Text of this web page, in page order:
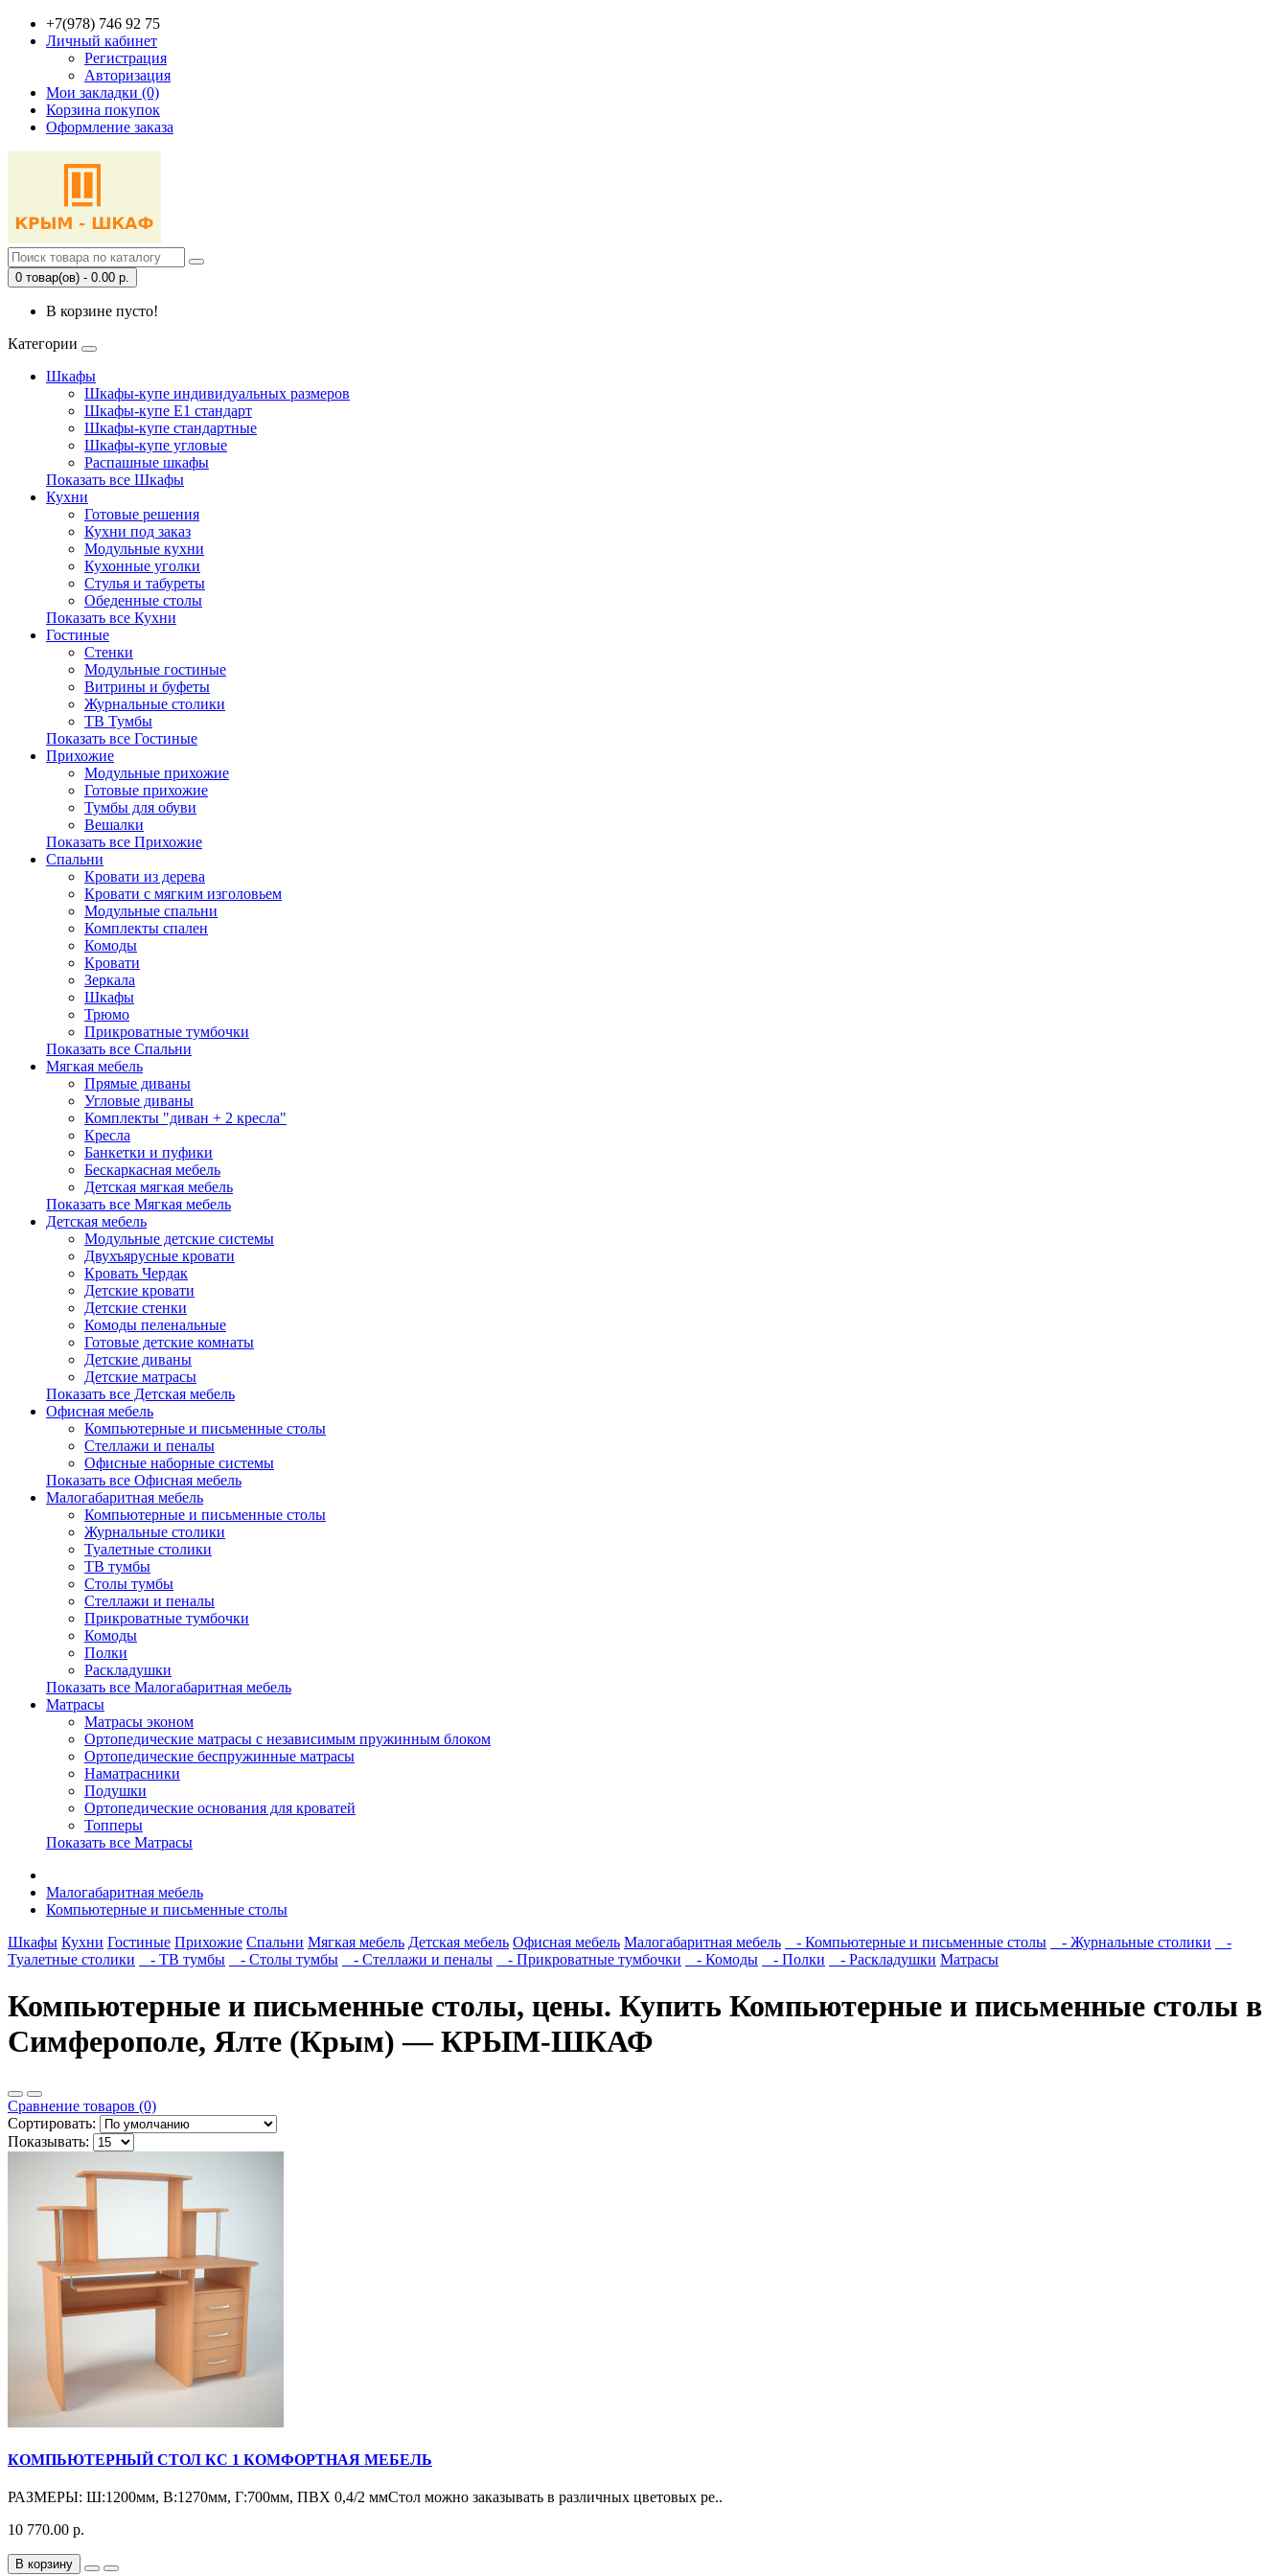
+7(978) 746 92 75
Личный кабинет
Регистрация
Авторизация
Мои закладки (0)
Корзина покупок
Оформление заказа
0 товар(ов) - 0.00 р.
В корзине пусто!
Категории
Шкафы
Шкафы-купе индивидуальных размеров
Шкафы-купе Е1 стандарт
Шкафы-купе стандартные
Шкафы-купе угловые
Распашные шкафы
Показать все Шкафы
Кухни
Готовые решения
Кухни под заказ
Модульные кухни
Кухонные уголки
Стулья и табуреты
Обеденные столы
Показать все Кухни
Гостиные
Стенки
Модульные гостиные
Витрины и буфеты
Журнальные столики
ТВ Тумбы
Показать все Гостиные
Прихожие
Модульные прихожие
Готовые прихожие
Тумбы для обуви
Вешалки
Показать все Прихожие
Спальни
Кровати из дерева
Кровати с мягким изголовьем
Модульные спальни
Комплекты спален
Комоды
Кровати
Зеркала
Шкафы
Трюмо
Прикроватные тумбочки
Показать все Спальни
Мягкая мебель
Прямые диваны
Угловые диваны
Комплекты "диван + 2 кресла"
Кресла
Банкетки и пуфики
Бескаркасная мебель
Детская мягкая мебель
Показать все Мягкая мебель
Детская мебель
Модульные детские системы
Двухъярусные кровати
Кровать Чердак
Детские кровати
Детские стенки
Комоды пеленальные
Готовые детские комнаты
Детские диваны
Детские матрасы
Показать все Детская мебель
Офисная мебель
Компьютерные и письменные столы
Стеллажи и пеналы
Офисные наборные системы
Показать все Офисная мебель
Малогабаритная мебель
Компьютерные и письменные столы
Журнальные столики
Туалетные столики
ТВ тумбы
Столы тумбы
Стеллажи и пеналы
Прикроватные тумбочки
Комоды
Полки
Раскладушки
Показать все Малогабаритная мебель
Матрасы
Матрасы эконом
Ортопедические матрасы с независимым пружинным блоком
Ортопедические беспружинные матрасы
Наматрасники
Подушки
Ортопедические основания для кроватей
Топперы
Показать все Матрасы
Малогабаритная мебель
Компьютерные и письменные столы
Шкафы Кухни Гостиные Прихожие Спальни Мягкая мебель Детская мебель Офисная мебель Малогабаритная мебель - Компьютерные и письменные столы - Журнальные столики
-
Туалетные столики
- ТВ тумбы - Столы тумбы - Стеллажи и пеналы - Прикроватные тумбочки - Комоды - Полки - Раскладушки Матрасы
Компьютерные и письменные столы, цены. Купить Компьютерные и письменные столы в
Симферополе, Ялте (Крым) — КРЫМ-ШКАФ
Сравнение товаров (0)
Сортировать:
Показывать:
КОМПЬЮТЕРНЫЙ СТОЛ КС 1 КОМФОРТНАЯ МЕБЕЛЬ
РАЗМЕРЫ: Ш:1200мм, В:1270мм, Г:700мм, ПВХ 0,4/2 ммСтол можно заказывать в различных цветовых ре..
10 770.00 р.
В корзину